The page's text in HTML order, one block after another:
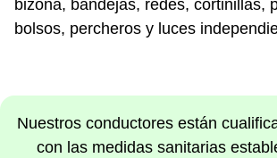
bizona, bandejas, redes, cortinillas,
bolsos, percheros y luces
Nuestros conductores están
con las medidas sanitarias